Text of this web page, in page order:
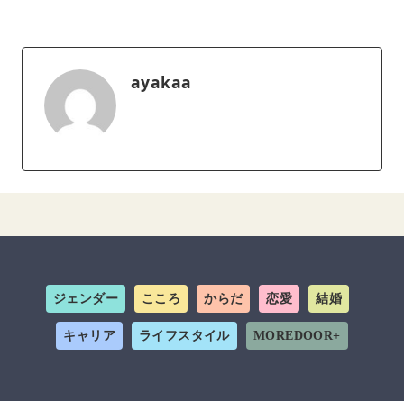
ayakaa
ジェンダー こころ からだ 恋愛 結婚
キャリア ライフスタイル MOREDOOR+